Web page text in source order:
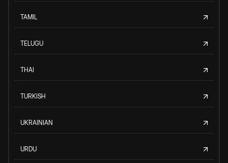
TAMIL
TELUGU
THAI
TURKISH
UKRAINIAN
URDU